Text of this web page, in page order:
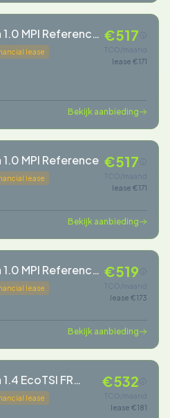
1.0 MPI Reference
lease
€517
TCO/maand
lease €171
Bekijk aanbieding
1.0 MPI Reference
lease
€517
TCO/maand
lease €171
Bekijk aanbieding
1.0 MPI Reference
Carplay,
Navi,
lease
€519
TCO/maand
lease €173
Bekijk aanbieding
EcoTSI FR
PK Nieuwe
lease
€532
TCO/maand
lease €181